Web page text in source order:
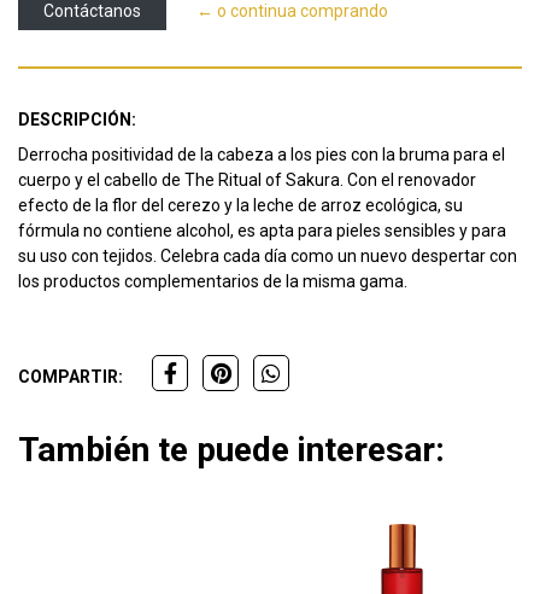
Contáctanos ← o continua comprando
DESCRIPCIÓN:
Derrocha positividad de la cabeza a los pies con la bruma para el
cuerpo y el cabello de The Ritual of Sakura. Con el renovador
efecto de la flor del cerezo y la leche de arroz ecológica, su
fórmula no contiene alcohol, es apta para pieles sensibles y para
su uso con tejidos. Celebra cada día como un nuevo despertar con
los productos complementarios de la misma gama.
COMPARTIR:
También te puede interesar: